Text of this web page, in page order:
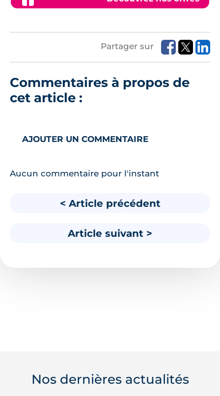
Partager sur
Commentaires à propos de
cet article :
AJOUTER UN COMMENTAIRE
Aucun commentaire pour l'instant
< Article précédent
Article suivant >
Nos dernières actualités